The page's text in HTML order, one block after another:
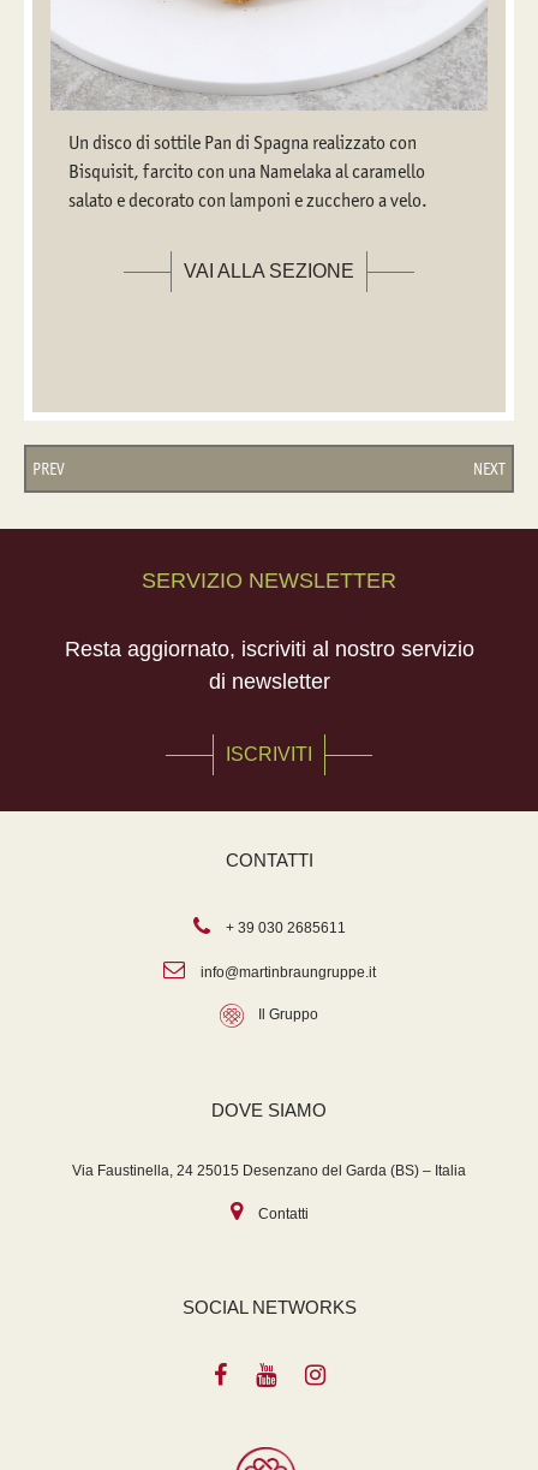
Un disco di sottile Pan di Spagna realizzato con
Bisquisit, farcito con una Namelaka al caramello
salato e decorato con lamponi e zucchero a velo.
VAI ALLA SEZIONE
PREV NEXT
SERVIZIO NEWSLETTER
Resta aggiornato, iscriviti al nostro servizio
di newsletter
ISCRIVITI
CONTATTI
+ 39 030 2685611
info@martinbraungruppe.it
Il Gruppo
DOVE SIAMO
Via Faustinella, 24 25015 Desenzano del Garda (BS) – Italia
Contatti
SOCIAL NETWORKS